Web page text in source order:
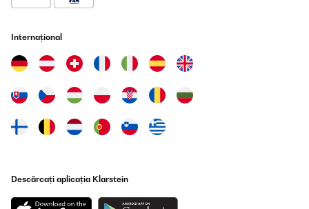
Funktioniert einwandfrei, wird genügend heiß fürs Kochen.
Amazon-Benutzer
Internațional
Descărcați aplicația Klarstein